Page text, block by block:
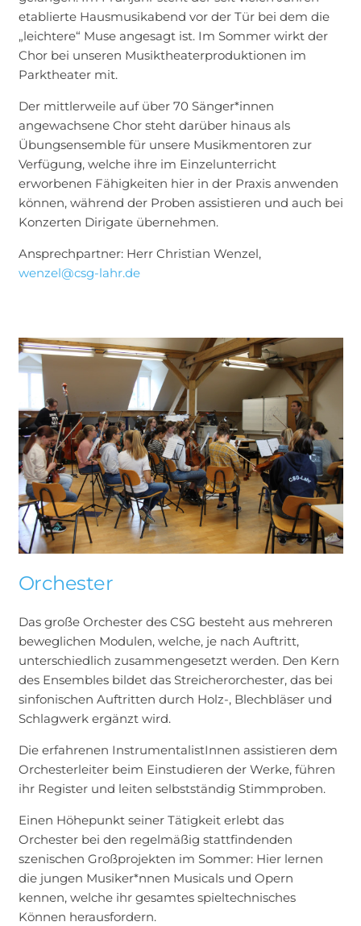
etablierte Hausmusikabend vor der Tür bei dem die
„leichtere“ Muse angesagt ist. Im Sommer wirkt der
Chor bei unseren Musiktheaterproduktionen im
Parktheater mit.
Der mittlerweile auf über 70 Sänger*innen
angewachsene Chor steht darüber hinaus als
Übungsensemble für unsere Musikmentoren zur
Verfügung, welche ihre im Einzelunterricht
erworbenen Fähigkeiten hier in der Praxis anwenden
können, während der Proben assistieren und auch bei
Konzerten Dirigate übernehmen.
Ansprechpartner: Herr Christian Wenzel,
wenzel@csg-lahr.de
Orchester
Das große Orchester des CSG besteht aus mehreren
beweglichen Modulen, welche, je nach Auftritt,
unterschiedlich zusammengesetzt werden. Den Kern
des Ensembles bildet das Streicherorchester, das bei
sinfonischen Auftritten durch Holz-, Blechbläser und
Schlagwerk ergänzt wird.
Die erfahrenen InstrumentalistInnen assistieren dem
Orchesterleiter beim Einstudieren der Werke, führen
ihr Register und leiten selbstständig Stimmproben.
Einen Höhepunkt seiner Tätigkeit erlebt das
Orchester bei den regelmäßig stattfindenden
szenischen Großprojekten im Sommer: Hier lernen
die jungen Musiker*nnen Musicals und Opern
kennen, welche ihr gesamtes spieltechnisches
Können herausfordern.